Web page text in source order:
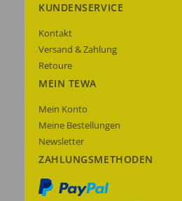
KUNDENSERVICE
Kontakt
Versand & Zahlung
Retoure
MEIN TEWA
Mein Konto
Meine Bestellungen
Newsletter
ZAHLUNGSMETHODEN